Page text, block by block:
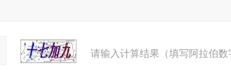
请输入计算结果（填写阿拉伯